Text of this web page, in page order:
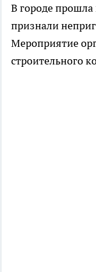
В городе
признали
Мероприятие
строительного